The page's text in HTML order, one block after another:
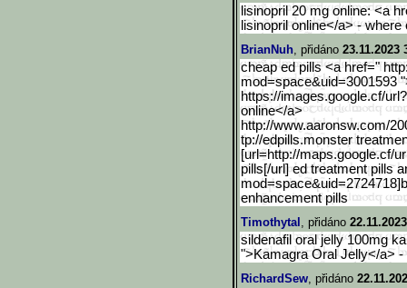
lisinopril 20 mg online: <a
lisinopril online</a> -
BrianNuh, přidáno 23.11.2023
cheap ed pills <a href="
mod=space&uid=3001593
https://images.google.cf/
online</a>
http://www.aaronsw.com/20
tp://edpills.monster
[url=http://maps.google.cf/
pills[/url] ed treatment pills
enhancement pills
Timothytal , přidáno
sildenafil oral jelly 100mg
">Kamagra Oral Jelly</a>
RichardSew, přidáno